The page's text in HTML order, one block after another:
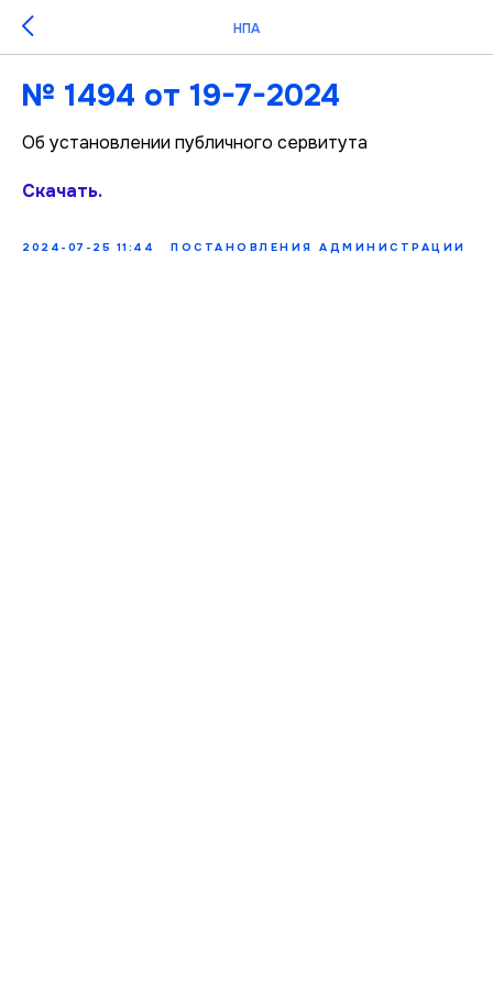
НПА
№ 1494 от 19-7-2024
Об установлении публичного сервитута
Скачать.
2024-07-25 11:44 ПОСТАНОВЛЕНИЯ АДМИНИСТРАЦИИ